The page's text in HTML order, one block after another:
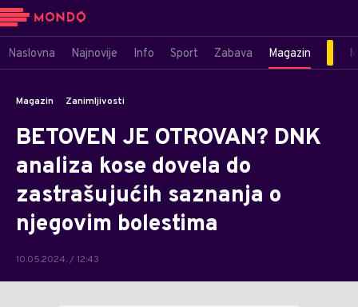
Naslovna Najnovije Info Sport Zabava Magazin
Magazin Zanimljivosti
BETOVEN JE OTROVAN? DNK
analiza kose dovela do
zastrašujućih saznanja o
njegovim bolestima
10.05.2024. / 12:43